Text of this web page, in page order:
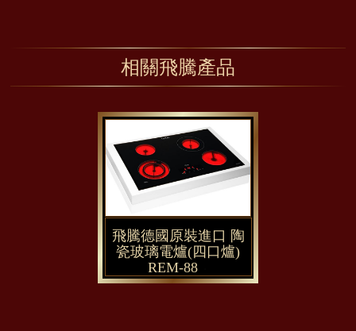
相關飛騰產品
飛騰德國原裝進口 陶
瓷玻璃電爐(四口爐)
REM-88